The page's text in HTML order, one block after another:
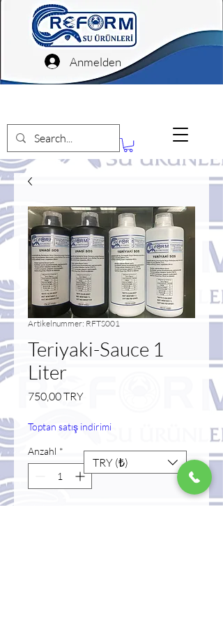
Anmelden
Artikelnummer: RFTS001
Teriyaki-Sauce 1
Liter
750,00 TRYPreis
Toptan satış indirimi
Anzahl *
TRY (₺)